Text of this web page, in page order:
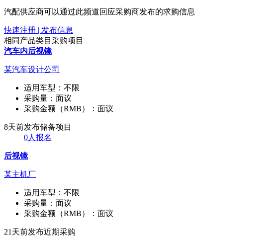
汽配供应商可以通过此频道回应采购商发布的求购信息
快速注册 | 发布信息
相同产品类目采购项目
汽车内后视镜
某汽车设计公司
适用车型： 不限
采购量： 面议
采购金额（RMB）： 面议
8天前发布储备项目
0人报名
后视镜
某主机厂
适用车型： 不限
采购量： 面议
采购金额（RMB）： 面议
21天前发布近期采购